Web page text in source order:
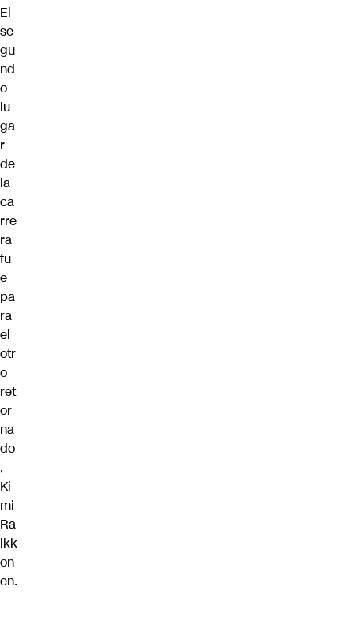
El
se
gu
nd
o
lu
ga
r
de
la
ca
rre
ra
fu
e
pa
ra
el
otr
o
ret
or
na
do
,
Ki
mi
Ra
ikk
on
en.